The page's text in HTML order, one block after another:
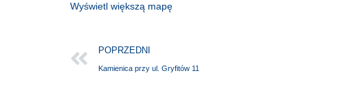
Wyświetl większą mapę
POPRZEDNI
Kamienica przy ul. Gryfitów 11